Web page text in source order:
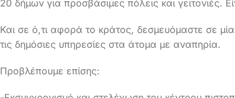
20 δήμων για προσβάσιμες πόλεις και γειτονιές.
Και σε ό,τι αφορά το κράτος, δεσμευόμαστε σε
τις δημόσιες υπηρεσίες στα άτομα με αναπηρία.
Προβλέπουμε επίσης: